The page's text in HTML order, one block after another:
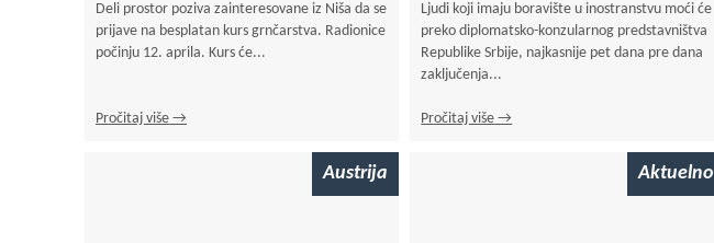
Deli prostor poziva zainteresovane iz Niša da se
prijave na besplatan kurs grnčarstva. Radionice
počinju 12. aprila. Kurs će...
Pročitaj više →
Ljudi koji imaju boravište u inostranstvu moći će
preko diplomatsko-konzularnog predstavništva
Republike Srbije, najkasnije pet dana pre dana
zaključenja...
Pročitaj više →
Austrija Aktuelno